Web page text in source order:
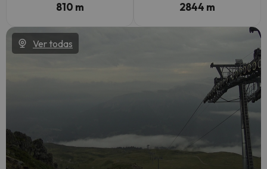
810 m 2844 m
Ver todas